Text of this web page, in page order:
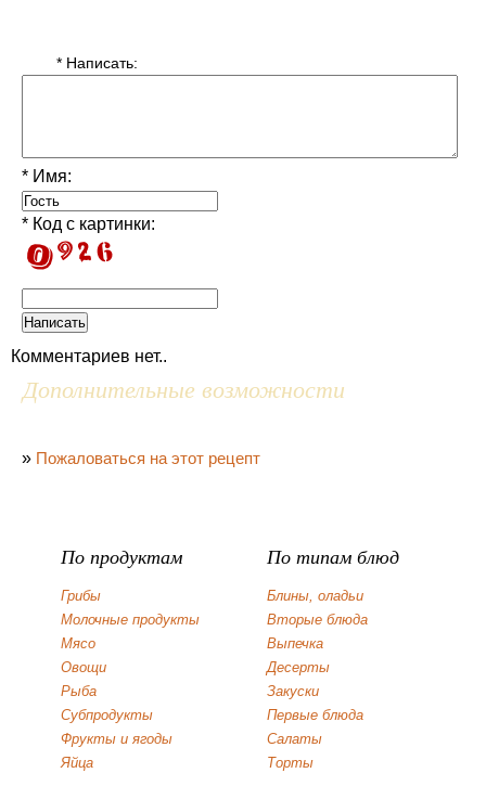
* Написать:
* Имя:
* Код с картинки:
Комментариев нет..
Дополнительные возможности
» Пожаловаться на этот рецепт
По продуктам
Грибы
Молочные продукты
Мясо
Овощи
Рыба
Субпродукты
Фрукты и ягоды
Яйца
По типам блюд
Блины, оладьи
Вторые блюда
Выпечка
Десерты
Закуски
Первые блюда
Салаты
Торты